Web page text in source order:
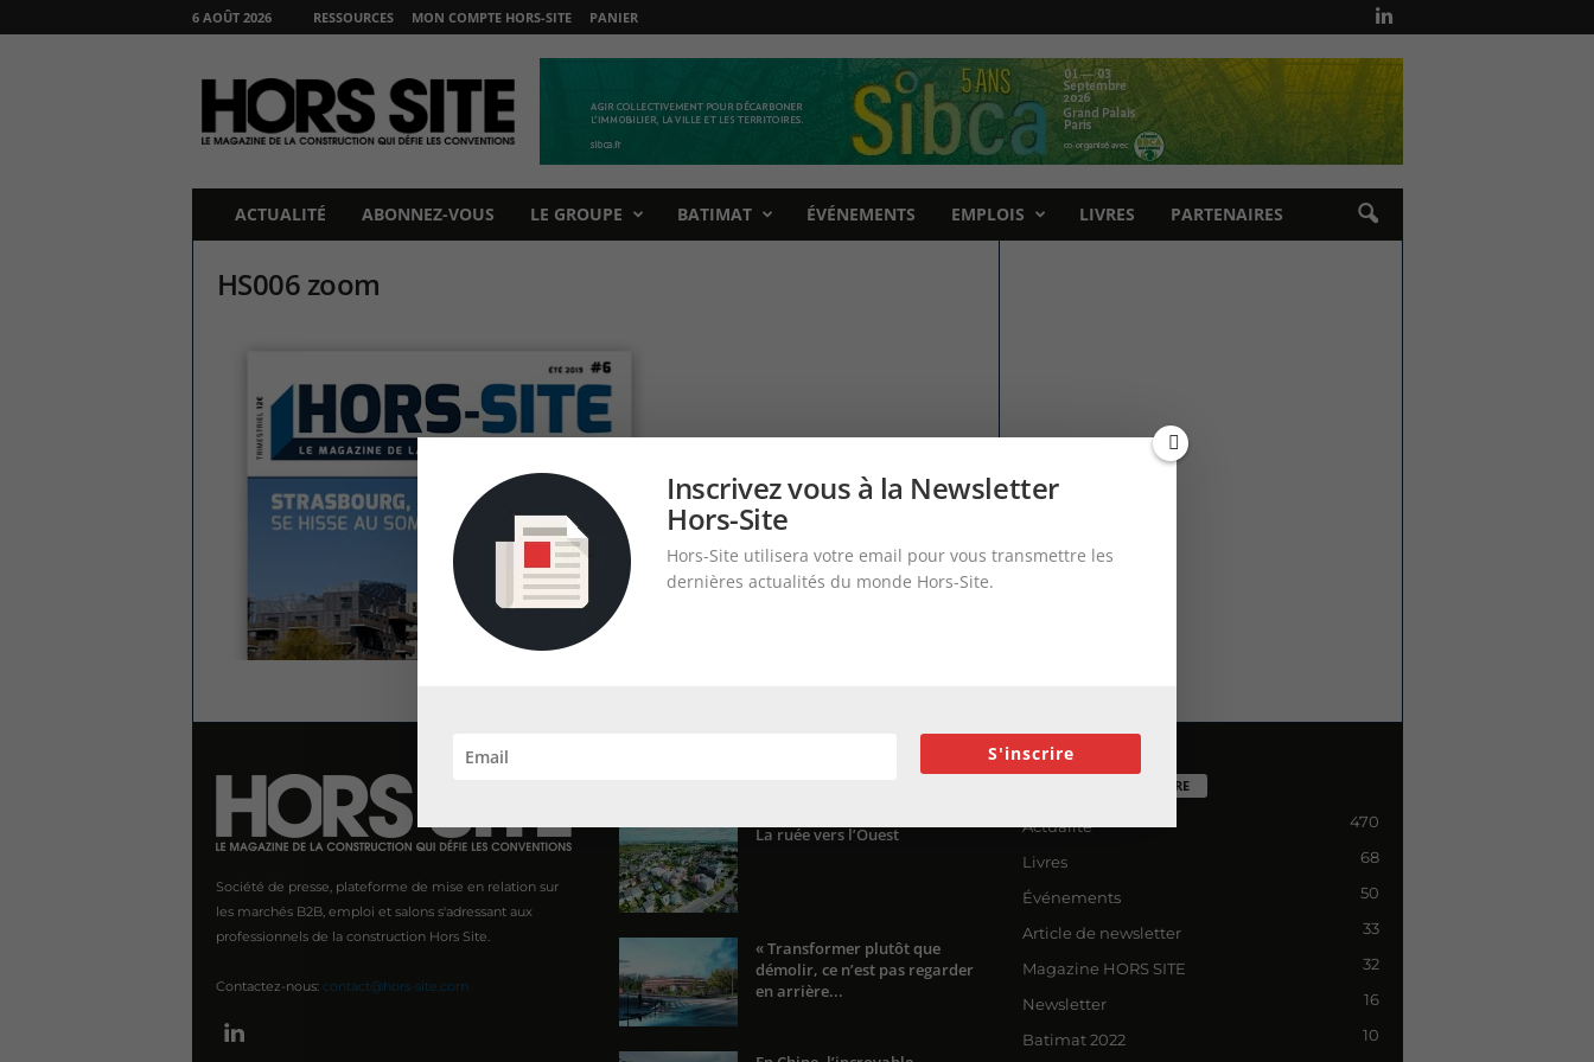
6 AOÛT 2026 RESSOURCES MON COMPTE HORS-SITE PANIER
O
ACTUALITÉ ABONNEZ-VOUS LE GROUPE BATIMAT ÉVÉNEMENTS EMPLOIS LIVRES PARTENAIRES
HS006 zoom
Société de presse, plateforme de mise en relation sur
les marchés B2B, emploi et salons s'adressant aux
professionnels de la construction Hors Site.
Contactez-nous: contact@hors-site.com
La ruée vers l’Ouest
« Transformer plutôt que
démolir, ce n’est pas regarder
en arrière...
CATÉGORIE POPULAIRE
Actualité 470
Livres 68
Événements 50
Article de newsletter 33
Magazine HORS SITE 32
Newsletter 16
Batimat 2022 10
Inscrivez vous à la Newsletter
Hors-Site
Hors-Site utilisera votre email pour vous transmettre les
dernières actualités du monde Hors-Site.
S'inscrire